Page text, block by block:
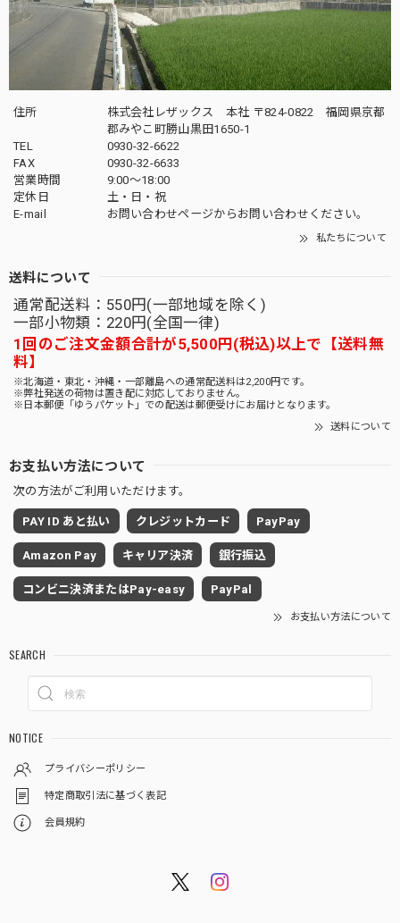
住所
株式会社レザックス 本社 〒824-0822 福岡県京都
郡みやこ町勝山黒田1650-1
TEL
0930-32-6622
FAX
0930-32-6633
営業時間
9:00〜18:00
定休日
土・日・祝
E-mail
お問い合わせページからお問い合わせください。
私たちについて
送料について
通常配送料：550円(一部地域を除く)
一部小物類：220円(全国一律)
1回のご注文金額合計が5,500円(税込)以上で【送料無
料】
※北海道・東北・沖縄・一部離島への通常配送料は2,200円です。
※弊社発送の荷物は置き配に対応しておりません。
※日本郵便「ゆうパケット」での配送は郵便受けにお届けとなります。
送料について
お支払い方法について
次の方法がご利用いただけます。
PAY ID あと払い クレジットカード PayPay
Amazon Pay キャリア決済 銀行振込
コンビニ決済またはPay-easy PayPal
お支払い方法について
SEARCH
NOTICE
プライバシーポリシー
特定商取引法に基づく表記
会員規約